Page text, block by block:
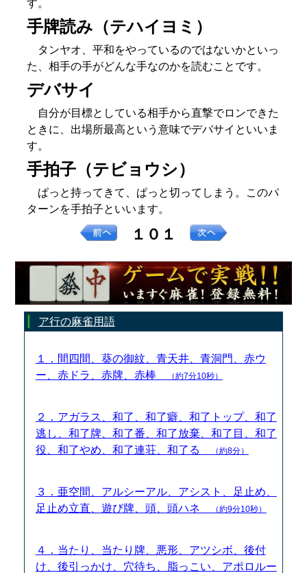
す。
手牌読み（テハイヨミ）
タンヤオ、平和をやっているのではないかといっ
た、相手の手がどんな手なのかを読むことです。
デバサイ
自分が目標としている相手から直撃でロンできた
ときに、出場所最高という意味でデバサイといいま
す。
手拍子（テビョウシ）
ぱっと持ってきて、ぱっと切ってしまう。このパ
ターンを手拍子といいます。
１０１
ア行の麻雀用語
１．間四間、葵の御紋、青天井、青洞門、赤ウ
ー、赤ドラ、赤牌、赤棒
（約7分10秒）
２．アガラス、和了、和了癖、和了トップ、和了
逃し、和了牌、和了番、和了放棄、和了目、和了
役、和了やめ、和了連荘、和了る
（約8分）
３．亜空間、アルシーアル、アシスト、足止め、
足止め立直、遊び牌、頭、頭ハネ
（約9分10秒）
４．当たり、当たり牌、悪形、アツシボ、後付
け、後引っかけ、穴待ち、脂っこい、アポロルー